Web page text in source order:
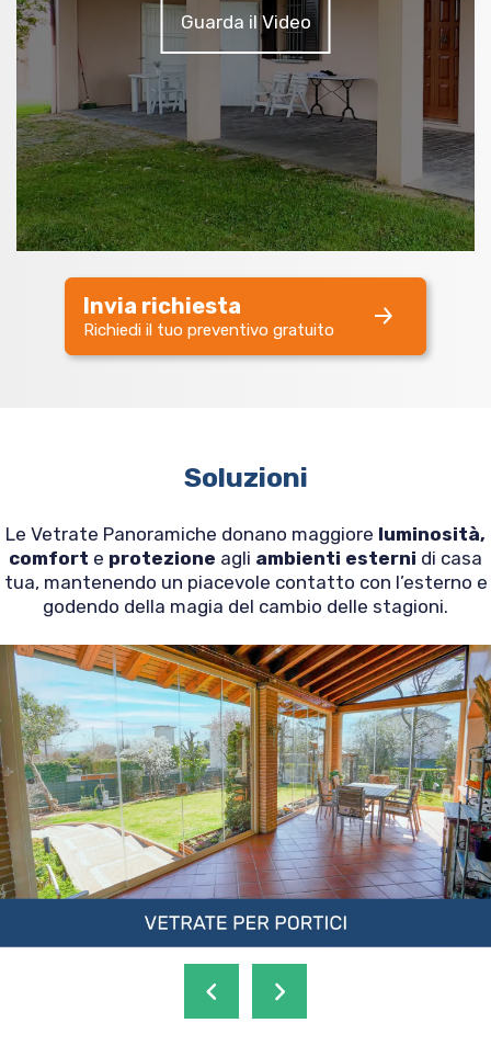
Guarda il Video
Invia richiesta
Richiedi il tuo preventivo gratuito
Soluzioni
Le Vetrate Panoramiche donano maggiore luminosità,
comfort e protezione agli ambienti esterni di casa
tua, mantenendo un piacevole contatto con l’esterno e
godendo della magia del cambio delle stagioni.